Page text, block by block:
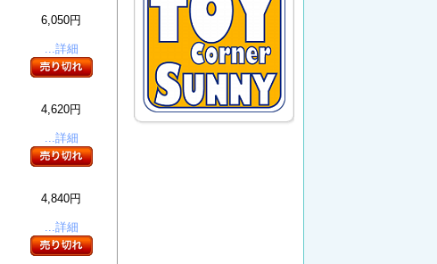
6,050円
...詳細
4,620円
...詳細
4,840円
...詳細